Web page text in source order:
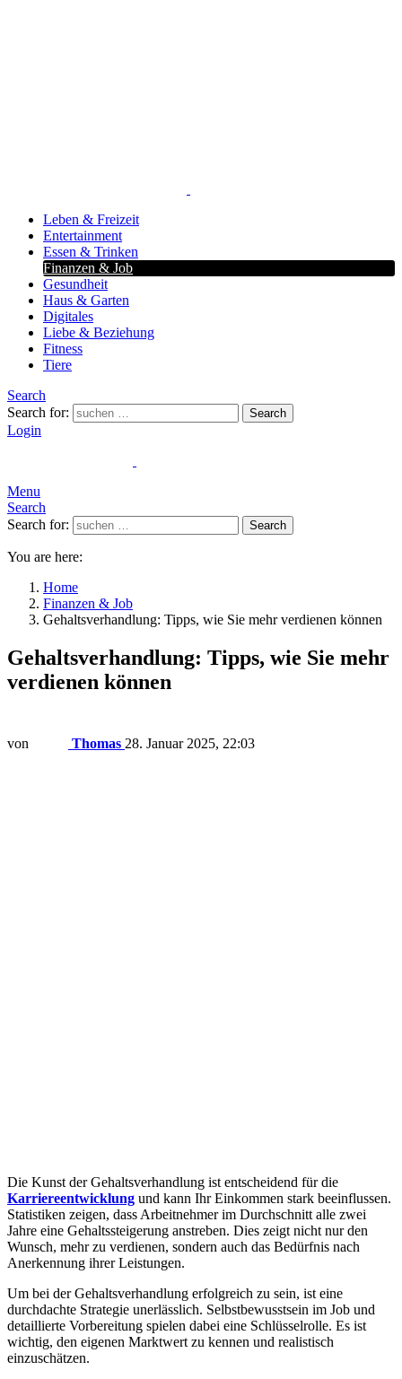
Leben & Freizeit
Entertainment
Essen & Trinken
Finanzen & Job
Gesundheit
Haus & Garten
Digitales
Liebe & Beziehung
Fitness
Tiere
Search
Search for:
Search
Login
Menu
Search
Search for:
Search
You are here:
Home
Finanzen & Job
Gehaltsverhandlung: Tipps, wie Sie mehr verdienen können
Gehaltsverhandlung: Tipps, wie Sie mehr
verdienen können
von Thomas 28. Januar 2025, 22:03
Die Kunst der Gehaltsverhandlung ist entscheidend für die
Karriereentwicklung und kann Ihr Einkommen stark beeinflussen.
Statistiken zeigen, dass Arbeitnehmer im Durchschnitt alle zwei
Jahre eine Gehaltssteigerung anstreben. Dies zeigt nicht nur den
Wunsch, mehr zu verdienen, sondern auch das Bedürfnis nach
Anerkennung ihrer Leistungen.
Um bei der Gehaltsverhandlung erfolgreich zu sein, ist eine
durchdachte Strategie unerlässlich. Selbstbewusstsein im Job und
detaillierte Vorbereitung spielen dabei eine Schlüsselrolle. Es ist
wichtig, den eigenen Marktwert zu kennen und realistisch
einzuschätzen.